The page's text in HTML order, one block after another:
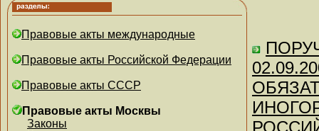
Правовые акты международные
Правовые акты Российской Федерации
Правовые акты СССР
Правовые акты Москвы
Законы